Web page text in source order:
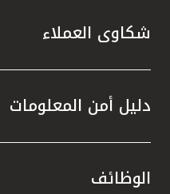
شكاوى العملاء
دليل أمن المعلومات
الوظائف